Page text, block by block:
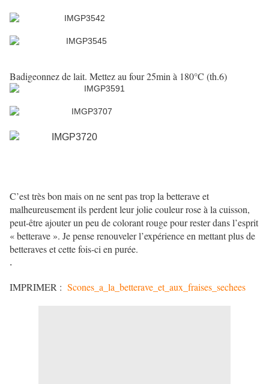
Badigeonnez de lait. Mettez au four 25min à 180°C (th.6)
C’est très bon mais on ne sent pas trop la betterave et
malheureusement ils perdent leur jolie couleur rose à la cuisson,
peut-être ajouter un peu de colorant rouge pour rester dans l’esprit
« betterave ». Je pense renouveler l’expérience en mettant plus de
betteraves et cette fois-ci en purée.
.
IMPRIMER : Scones_a_la_betterave_et_aux_fraises_sechees